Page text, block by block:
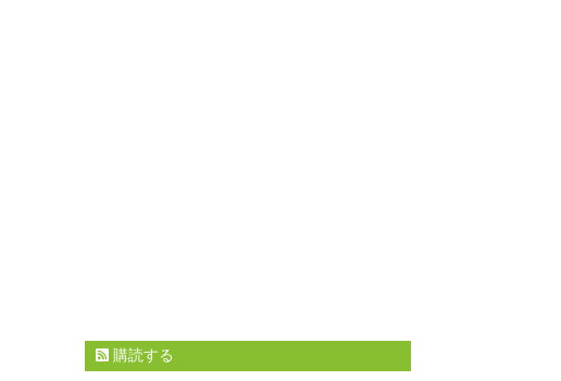
購読する